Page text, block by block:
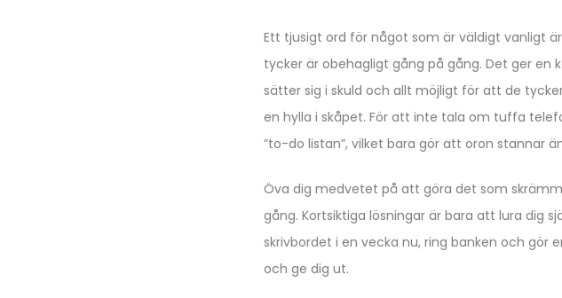
Ett tjusigt ord för något som är väldigt vanligt är
tycker är obehagligt gång på gång. Det ger en
sätter sig i skuld och allt möjligt för att de
en hylla i skåpet. För att inte tala om tuffa
”to-do listan”, vilket bara gör att oron stannar
Öva dig medvetet på att göra det som
gång. Kortsiktiga lösningar är bara att lura dig
skrivbordet i en vecka nu, ring banken och gör
och ge dig ut.